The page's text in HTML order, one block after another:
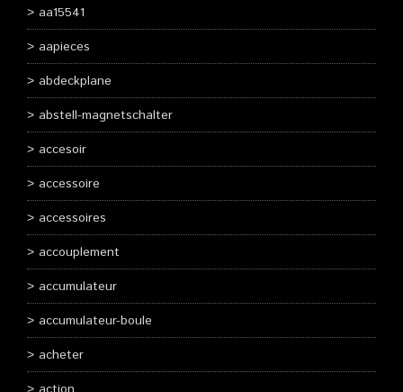
aa15541
aapieces
abdeckplane
abstell-magnetschalter
accesoir
accessoire
accessoires
accouplement
accumulateur
accumulateur-boule
acheter